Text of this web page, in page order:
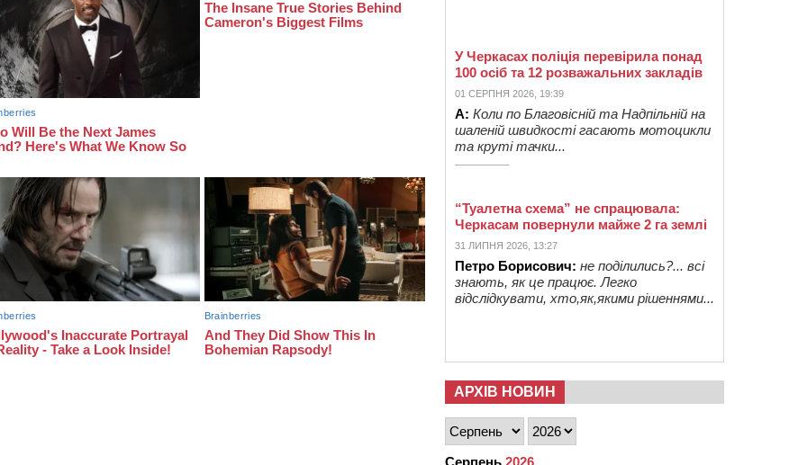
У Черкасах поліція перевірила понад
100 осіб та 12 розважальних закладів
01 СЕРПНЯ 2026, 19:39
А: Коли по Благовісній та Надпільній на
шаленій швидкості гасають мотоцикли
та круті тачки...
“Туалетна схема” не спрацювала:
Черкасам повернули майже 2 га землі
31 ЛИПНЯ 2026, 13:27
Петро Борисович: не поділились?... всі
знають, як це працює. Легко
відслідкувати, хто,як,якими рішеннями...
АРХІВ НОВИН
Серпень 2026